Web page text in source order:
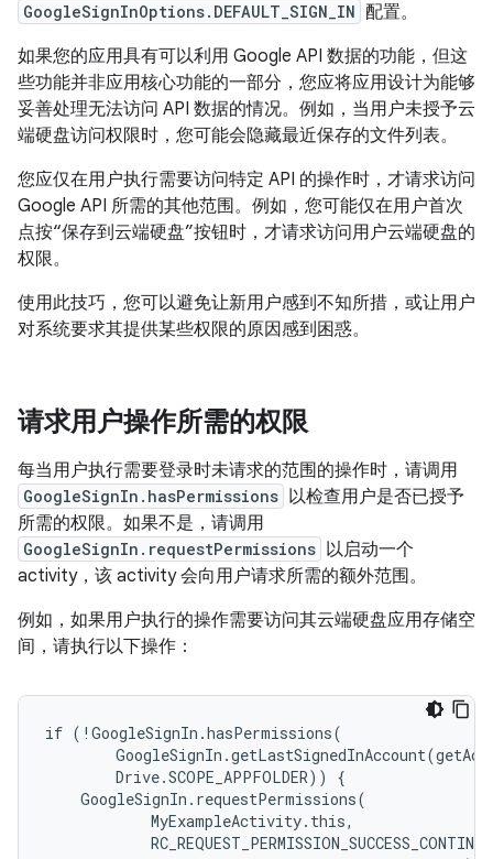
GoogleSignInOptions.DEFAULT_SIGN_IN 配置。
如果您的应用具有可以利用 Google API 数据的功能，但这
些功能并非应用核心功能的一部分，您应将应用设计为能够
妥善处理无法访问 API 数据的情况。例如，当用户未授予云
端硬盘访问权限时，您可能会隐藏最近保存的文件列表。
您应仅在用户执行需要访问特定 API 的操作时，才请求访问
Google API 所需的其他范围。例如，您可能仅在用户首次
点按“保存到云端硬盘”按钮时，才请求访问用户云端硬盘的
权限。
使用此技巧，您可以避免让新用户感到不知所措，或让用户
对系统要求其提供某些权限的原因感到困惑。
请求用户操作所需的权限
每当用户执行需要登录时未请求的范围的操作时，请调用
GoogleSignIn.hasPermissions 以检查用户是否已授予
所需的权限。如果不是，请调用
GoogleSignIn.requestPermissions 以启动一个
activity，该 activity 会向用户请求所需的额外范围。
例如，如果用户执行的操作需要访问其云端硬盘应用存储空
间，请执行以下操作：
if (!GoogleSignIn.hasPermissions(
        Drive.SCOPE_APPFOLDER)) {
    GoogleSignIn.requestPermissions(
            MyExampleActivity.this,